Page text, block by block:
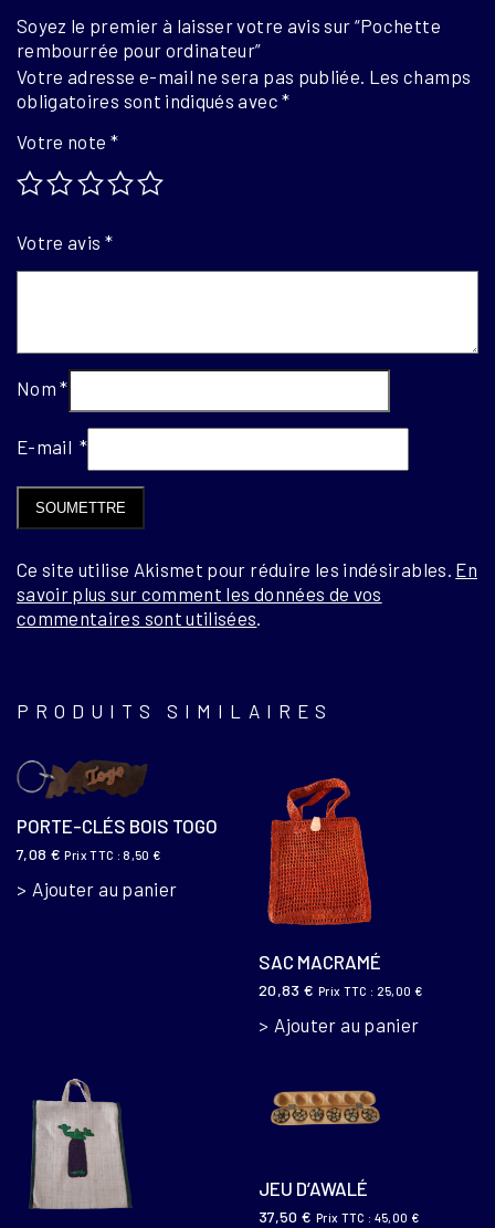
Soyez le premier à laisser votre avis sur “Pochette
rembourrée pour ordinateur”
Votre adresse e-mail ne sera pas publiée. Les champs
obligatoires sont indiqués avec*
Votre note *
Votre avis *
Nom*
E-mail *
Ce site utilise Akismet pour réduire les indésirables. En
savoir plus sur comment les données de vos
commentaires sont utilisées.
PRODUITS SIMILAIRES
PORTE-CLÉS BOIS TOGO
7,08 € Prix TTC : 8,50 €
Ajouter au panier
SAC MACRAMÉ
20,83€ Prix TTC : 25,00 €
Ajouter au panier
JEU D’AWALÉ
37,50€ Prix TTC : 45,00 €